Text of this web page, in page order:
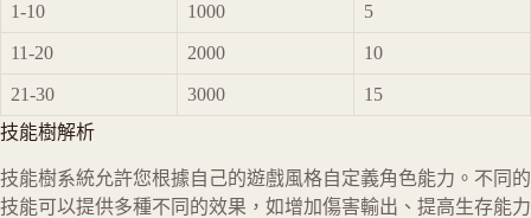
1-10 1000 5
11-20 2000 10
21-30 3000
15
技能樹解析
技能樹系統允許您根據自己的遊戲風格自定義角色能力。不同的
技能可以提供多種不同的效果，如增加傷害輸出、提高生存能力